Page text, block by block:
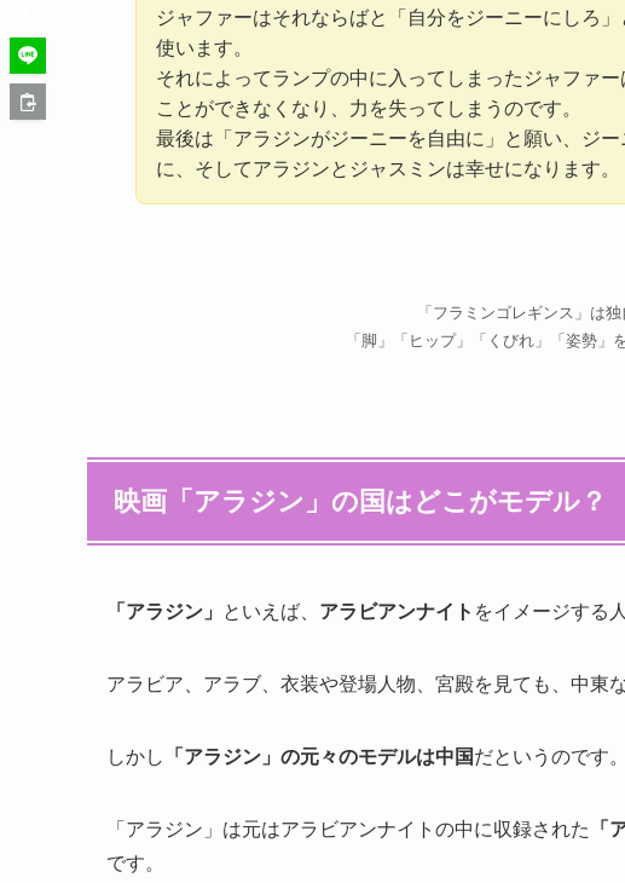
ジャファーはそれならばと「自分をジーニーにしろ
使います。
それによってランプの中に入ってしまったジャファ
ことができなくなり、力を失ってしまうのです。
最後は「アラジンがジーニーを自由に」と願い、ジ
に、そしてアラジンとジャスミンは幸せになります。
「フラミンゴレギンス」は
「脚」「ヒップ」「くびれ」「姿勢」
映画「アラジン」の国はどこがモデル？
「アラジン」 といえば、 アラビアンナイト をイメージする
アラビア、アラブ、衣装や登場人物、宮殿を見ても、中東
しかし 「アラジン」の元々のモデルは中国だというのです。
「アラジン」は元はアラビアンナイトの中に収録された 「
です。